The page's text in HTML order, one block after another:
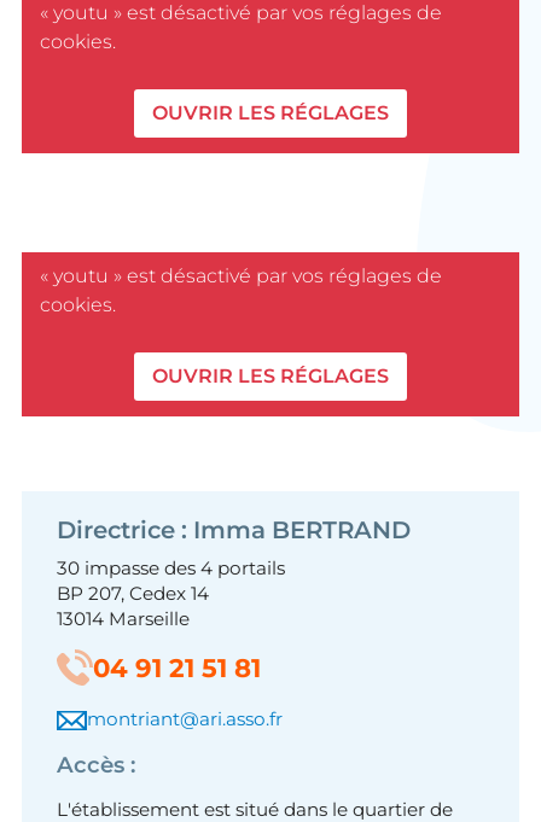
« youtu » est désactivé par vos réglages de
cookies.
OUVRIR LES RÉGLAGES
« youtu » est désactivé par vos réglages de
cookies.
OUVRIR LES RÉGLAGES
Directrice : Imma BERTRAND
30 impasse des 4 portails
BP 207, Cedex 14
13014 Marseille
04 91 21 51 81
montriant@ari.asso.fr
Accès :
L'établissement est situé dans le quartier de